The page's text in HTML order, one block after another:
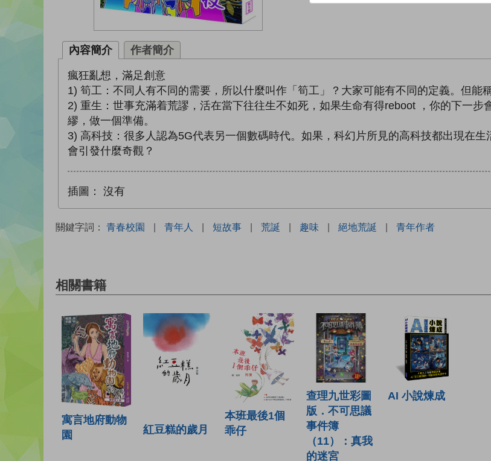
內容簡介 作者簡介
瘋狂亂想，滿足創意
1) 筍工：不同人有不同的需要，所以什麼叫作「筍工」？大家可能有不同的定義。但能
2) 重生：世事充滿着荒謬，活在當下往往生不如死，如果生命有得reboot ，你的下一
繆，做一個準備。
3) 高科技：很多人認為5G代表另一個數碼時代。如果，科幻片所見的高科技都出現在
會引發什麼奇觀？
插圖： 沒有
關鍵字詞： 青春校園 | 青年人 | 短故事 | 荒誕 | 趣味 | 絕地荒誕 | 青年作者
相關書籍
寓言地府動物
園
紅豆糕的歲月
本班最後1個
乖仔
查理九世彩圖
版．不可思議
事件簿
（11）：真我
的迷宮
AI 小說煉成